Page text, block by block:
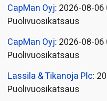
CapMan Oyj: 2026-08-06
Puolivuosikatsaus
CapMan Oyj: 2026-08-06
Puolivuosikatsaus
Lassila & Tikanoja Plc:
Puolivuosikatsaus